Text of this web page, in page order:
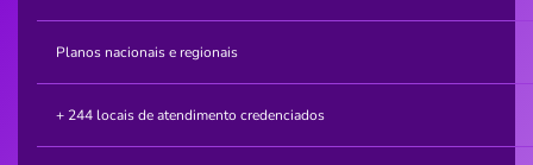
Planos nacionais e regionais
+ 244 locais de atendimento credenciados